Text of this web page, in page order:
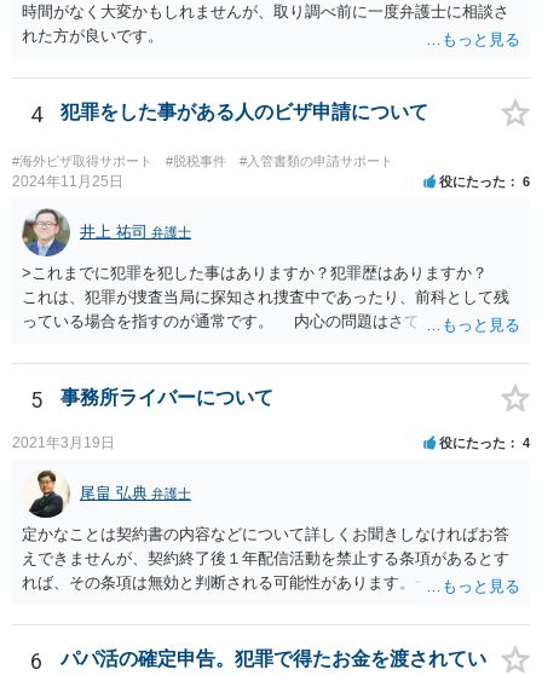
時間がなく大変かもしれませんが、取り調べ前に一度弁護士に相談さ
れた方が良いです。
4 犯罪をした事がある人のビザ申請について
#海外ビザ取得サポート #脱税事件 #入管書類の申請サポート
2024年11月25日 役にたった 6
井上 祐司 弁護士
>これまでに犯罪を犯した事はありますか？犯罪歴はありますか？
これは、犯罪が捜査当局に探知され捜査中であったり、前科として残
っている場合を指すのが通常です。 内心の問題はさておき、ご質問
5 事務所ライバーについて
2021年3月19日 役にたった 4
尾畠 弘典 弁護士
定かなことは契約書の内容などについて詳しくお聞きしなければお答
えできませんが、契約終了後１年配信活動を禁止する条項があるとす
れば、その条項は無効と判断される可能性があります。一度実際に弁
した方がよろしいかと存じます。
6
パパ活の確定申告。犯罪で得たお金を渡されてい